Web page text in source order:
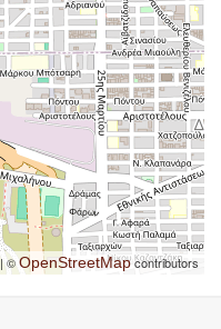
| ©OpenStreetMapcontributors